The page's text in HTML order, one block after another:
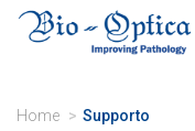
Home Supporto